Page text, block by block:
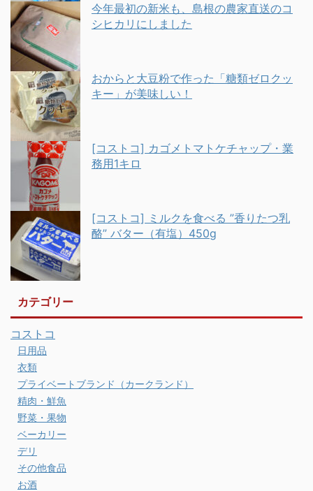
今年最初の新米も、島根の農家直送のコ
シヒカリにしました
おからと大豆粉で作った「糖類ゼロクッ
キー」が美味しい！
[コストコ] カゴメトマトケチャップ・業
務用1キロ
[コストコ] ミルクを食べる ”香りたつ乳
酪” バター（有塩）450g
カテゴリー
コストコ
日用品
衣類
プライベートブランド（カークランド）
精肉・鮮魚
野菜・果物
ベーカリー
デリ
その他食品
お酒